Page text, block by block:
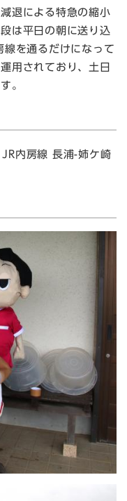
退による特急の縮小
は平日の朝に送り込
を通るだけになって
用されており、土日
。
内房線 長浦-姉ケ崎